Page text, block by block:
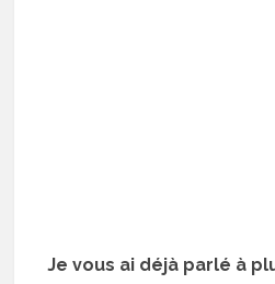
Je vous ai déjà parlé à